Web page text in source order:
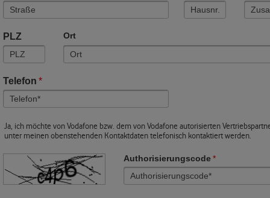
PLZ Ort
Telefon *
Ja, ich möchte von Vodafone bzw. dem von Vodafone autorisierten
unter meinen obenstehenden Kontaktdaten telefonisch kontaktiert werden.
Authorisierungscode*